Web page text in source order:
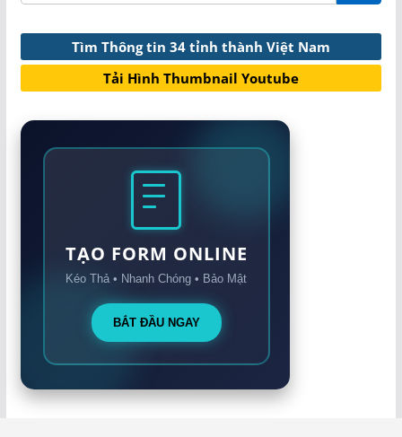
Tìm Thông tin 34 tỉnh thành Việt Nam
Tải Hình Thumbnail Youtube
TẠO FORM ONLINE
Kéo Thả • Nhanh Chóng • Bảo Mật
BẮT ĐẦU NGAY